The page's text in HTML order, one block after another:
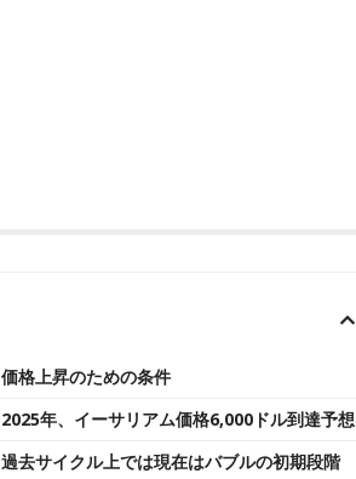
価格上昇のための条件
2025年、イーサリアム価格6,000ドル到達予想
過去サイクル上では現在はバブルの初期段階